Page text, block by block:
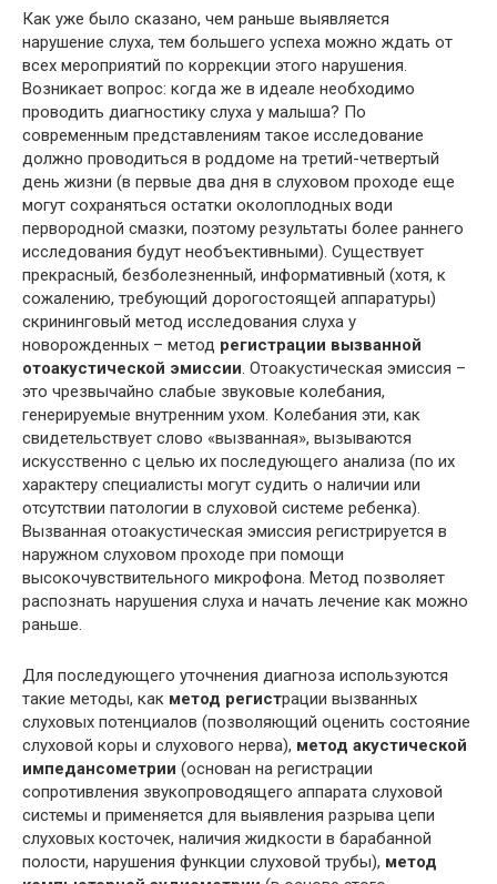
Как уже было сказано, чем раньше выявляется
нарушение слуха, тем большего успеха можно ждать от
всех мероприятий по коррекции этого нарушения.
Возникает вопрос: когда же в идеале необходимо
проводить диагностику слуха у малыша? По
современным представлениям такое исследование
должно проводиться в роддоме на третий-четвертый
день жизни (в первые два дня в слуховом проходе еще
могут сохраняться остатки околоплодных води
первородной смазки, поэтому результаты более раннего
исследования будут необъективными). Существует
прекрасный, безболезненный, информативный (хотя, к
сожалению, требующий дорогостоящей аппаратуры)
скрининговый метод исследования слуха у
новорожденных – метод регистрации вызванной
отоакустической эмиссии. Отоакустическая эмиссия –
это чрезвычайно слабые звуковые колебания,
генерируемые внутренним ухом. Колебания эти, как
свидетельствует слово «вызванная», вызываются
искусственно с целью их последующего анализа (по их
характеру специалисты могут судить о наличии или
отсутствии патологии в слуховой системе ребенка).
Вызванная отоакустическая эмиссия регистрируется в
наружном слуховом проходе при помощи
высокочувствительного микрофона. Метод позволяет
распознать нарушения слуха и начать лечение как можно
раньше.
Для последующего уточнения диагноза используются
такие методы, как метод регистрации вызванных
слуховых потенциалов (позволяющий оценить состояние
слуховой коры и слухового нерва), метод акустической
импедансометрии (основан на регистрации
сопротивления звукопроводящего аппарата слуховой
системы и применяется для выявления разрыва цепи
слуховых косточек, наличия жидкости в барабанной
полости, нарушения функции слуховой трубы), метод